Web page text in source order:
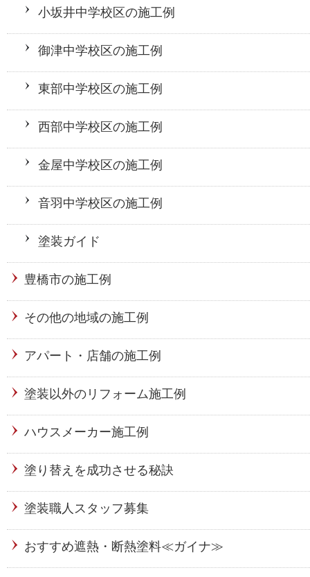
小坂井中学校区の施工例
御津中学校区の施工例
東部中学校区の施工例
西部中学校区の施工例
金屋中学校区の施工例
音羽中学校区の施工例
塗装ガイド
豊橋市の施工例
その他の地域の施工例
アパート・店舗の施工例
塗装以外のリフォーム施工例
ハウスメーカー施工例
塗り替えを成功させる秘訣
塗装職人スタッフ募集
おすすめ遮熱・断熱塗料≪ガイナ≫